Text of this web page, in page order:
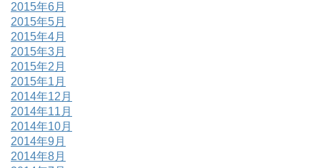
2015年6月
2015年5月
2015年4月
2015年3月
2015年2月
2015年1月
2014年12月
2014年11月
2014年10月
2014年9月
2014年8月